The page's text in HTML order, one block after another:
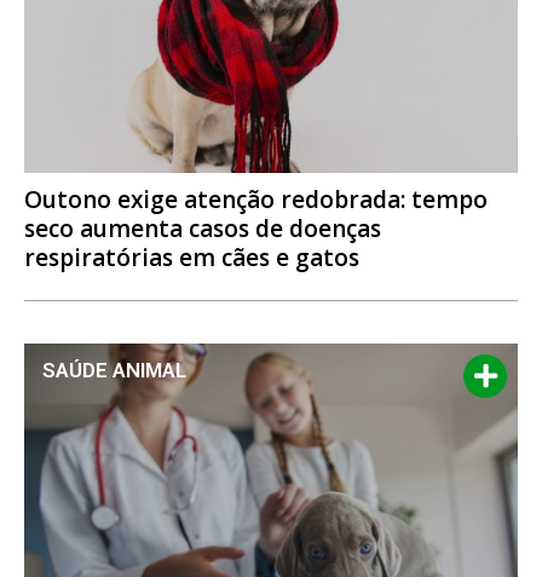
Outono exige atenção redobrada: tempo
seco aumenta casos de doenças
respiratórias em cães e gatos
SAÚDE ANIMAL